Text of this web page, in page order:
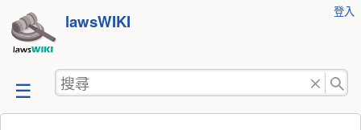
跳
至
容
lawsWIKI
工
登入
搜
尋